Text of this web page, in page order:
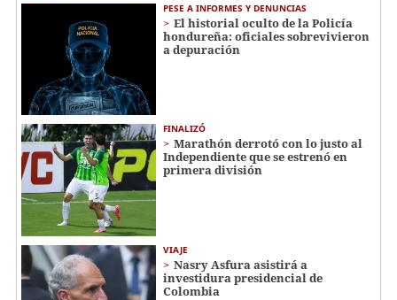
PESE A INFORMES Y DENUNCIAS
El historial oculto de la Policía
hondureña: oficiales sobrevivieron
a depuración
FINALIZÓ
Marathón derrotó con lo justo al
Independiente que se estrenó en
primera división
VIAJE
Nasry Asfura asistirá a
investidura presidencial de
Colombia